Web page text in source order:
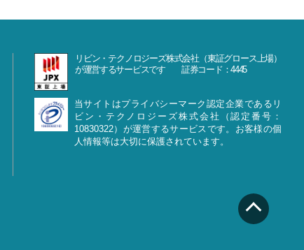
リビン・テクノロジーズ株式会社（東証グロース上場）
が運営するサービスです 証券コード：4445
当サイトはプライバシーマーク認定企業であるリ
ビン・テクノロジーズ株式会社（認定番号：
10830322）が運営するサービスです。お客様の個
人情報等は大切に保護されています。